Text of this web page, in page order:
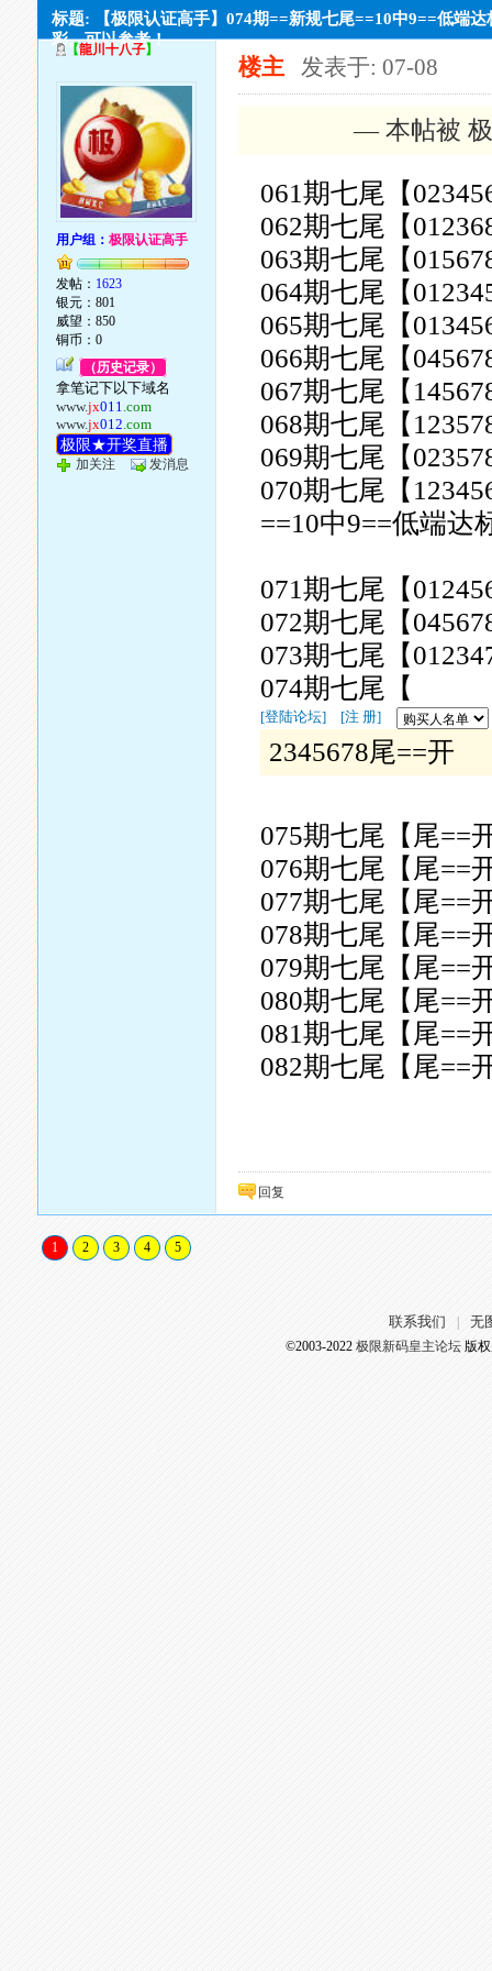
标题: 【极限认证高手】074期==新规七尾==10中9==低端达
彩。可以参考！
【龍川十八子】
用户组：极限认证高手
发帖： 1623
银元：801
威望：850
铜币：0
（历史记录）
拿笔记下以下域名
www.jx011.com
www.jx012.com
极限★开奖直播
加关注 发消息
楼主 发表于: 07-08
— 本帖被
061期七尾【
062期七尾【
063期七尾【
064期七尾【
065期七尾【
066期七尾【
067期七尾【
068期七尾【
069期七尾【
070期七尾【
==10中9==低端达
071期七尾【
072期七尾【
073期七尾【
074期七尾【
[登陆论坛] [注 册]
2345678尾==开
075期七尾【尾==
076期七尾【尾==
077期七尾【尾==
078期七尾【尾==
079期七尾【尾==
080期七尾【尾==
081期七尾【尾==
082期七尾【尾==
回复
1 2 3 4 5
联系我们 无
©2003-2022 极限新码皇主论坛版权